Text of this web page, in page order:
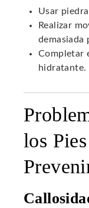
Usar
Realizar
demasiada
Completar
hidratante.
los